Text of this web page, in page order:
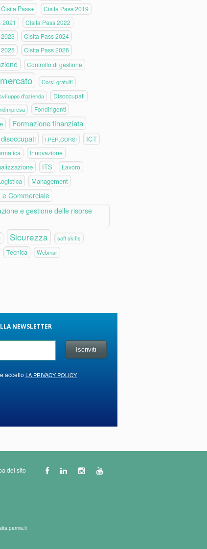
Cisita Pass+
Cisita Pass 2019
2021
Cisita Pass 2022
Cisita Pass 2024
Cisita Pass 2026
Controllo di gestione
Corsi gratuiti
d'azienda
Disoccupati
Fondirigenti
Formazione finanziata
I.PER.CORSI ICT
Innovazione
ITS
Lavoro
Management
e Commerciale
e gestione delle risorse
Sicurezza soft skills
Tecnica Webinar
NEWSLETTER
accetto LA PRIVACY POLICY
del sito